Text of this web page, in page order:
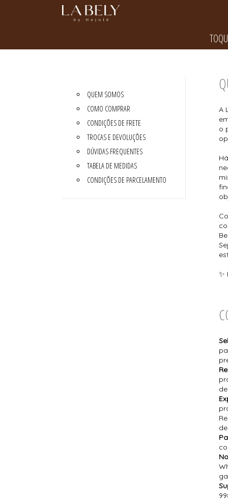
TODOS DE TOQUE DE LUXO
TODOS DE LINHA NOITE
TODOS DE CALCINHAS
TODOS DE SUTIÃS
TODOS DE BLACK FRIDAY
QUEM SOMOS
COMO COMPRAR
CONDIÇÕES DE FRETE
TROCAS E DEVOLUÇÕES
DÚVIDAS FREQUENTES
TABELA DE MEDIDAS
CONDIÇÕES DE PARCELAMENTO
A
o
✨